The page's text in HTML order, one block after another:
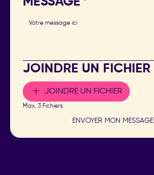
JOINDRE UN FICHIER
JOINDRE UN FICHIER
Max. 3 Fichiers
ENVOYER MON MESSAGE